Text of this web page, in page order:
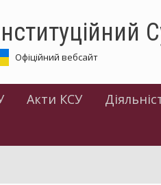
Офіційний вебсайт
Акти КСУ